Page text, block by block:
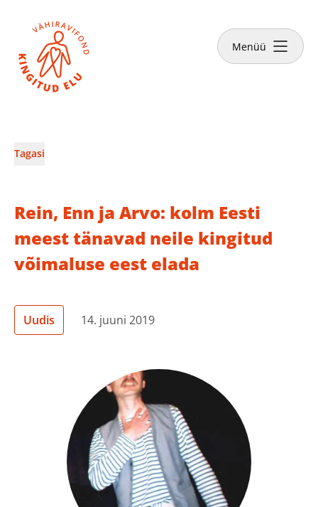
Menüü
Tee annetus Sulge
Kuidas aidata?
Heategevuslikud tooted
Tagasi
Rein, Enn ja Arvo: kolm Eesti
meest tänavad neile kingitud
võimaluse eest elada
Uudis 14. juuni 2019